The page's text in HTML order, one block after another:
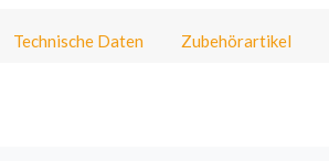
Technische Daten Zubehörartikel